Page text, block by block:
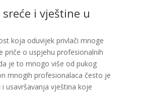
sreće i vještine u
koja oduvijek privlači mnoge
priče o uspjehu profesionalnih
je to mnogo više od pukog
mnogih profesionalaca često je
usavršavanja vještina koje